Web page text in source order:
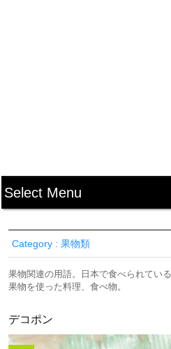
Category : 果物類
果物関連の用語。日本で食べられてい
果物を使った料理、食べ物。
デコポン